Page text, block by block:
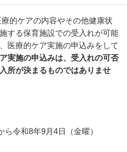
的ケアの内容やその他健康状
する保育施設での受入れが可能
医療的ケア実施の申込みをして
実施の申込みは、受入れの可否
所が決まるものではありませ
令和8年9月4日（金曜）